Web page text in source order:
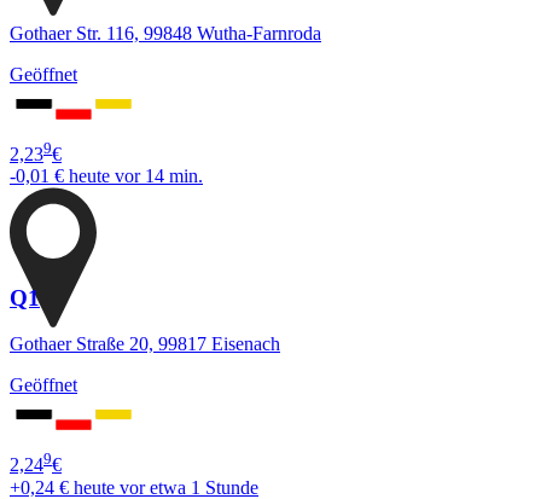
Gothaer Str. 116, 99848 Wutha-Farnroda
Geöffnet
2,239€
-0,01 € heute vor 14 min.
Q1
Gothaer Straße 20, 99817 Eisenach
Geöffnet
2,249€
+0,24 € heute vor etwa 1 Stunde